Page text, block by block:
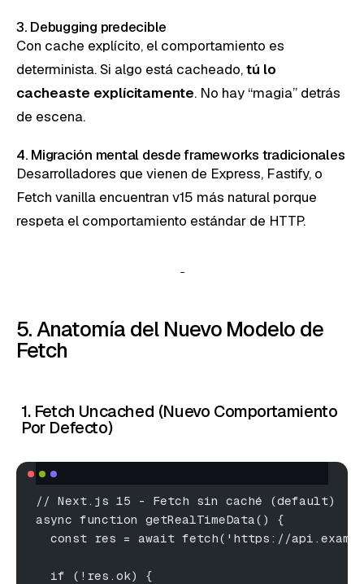
3. Debugging predecible
Con cache explícito, el comportamiento es
determinista. Si algo está cacheado,tú lo
cacheaste explícitamente. No hay “magia” detrás
de escena.
4. Migración mental desde frameworks tradicionales
Desarrolladores que vienen de Express, Fastify, o
Fetch vanilla encuentran v15 más natural porque
respeta el comportamiento estándar de HTTP.
5. Anatomía del Nuevo Modelo de
Fetch
1. Fetch Uncached (Nuevo Comportamiento
Por Defecto)
// Next.js 15 - Fetch sin caché (default)
async function getRealTimeData() {
const res = await fetch('https://
  if (!res.ok) {